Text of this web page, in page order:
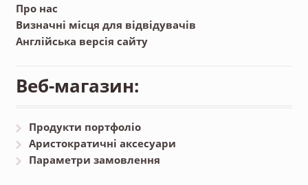
Про нас
Визначні місця для відвідувачів
Англійська версія сайту
Веб-магазин:
Продукти портфоліо
Аристократичні аксесуари
Параметри замовлення